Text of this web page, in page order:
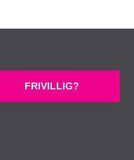
FRIVILLIG?